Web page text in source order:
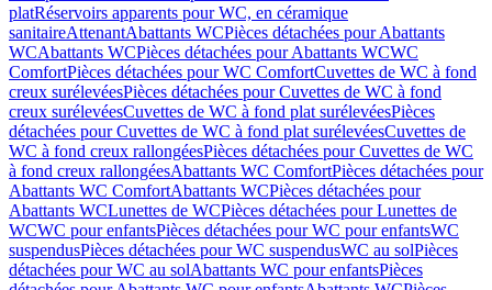
platRéservoirs apparents pour WC, en céramique
sanitaireAttenantAbattants WCPièces détachées pour Abattants
WCAbattants WCPièces détachées pour Abattants WCWC
ComfortPièces détachées pour WC ComfortCuvettes de WC à fond
creux surélevéesPièces détachées pour Cuvettes de WC à fond
creux surélevéesCuvettes de WC à fond plat surélevéesPièces
détachées pour Cuvettes de WC à fond plat surélevéesCuvettes de
WC à fond creux rallongéesPièces détachées pour Cuvettes de WC
à fond creux rallongéesAbattants WC ComfortPièces détachées pour
Abattants WC ComfortAbattants WCPièces détachées pour
Abattants WCLunettes de WCPièces détachées pour Lunettes de
WCWC pour enfantsPièces détachées pour WC pour enfantsWC
suspendusPièces détachées pour WC suspendusWC au solPièces
détachées pour WC au solAbattants WC pour enfantsPièces